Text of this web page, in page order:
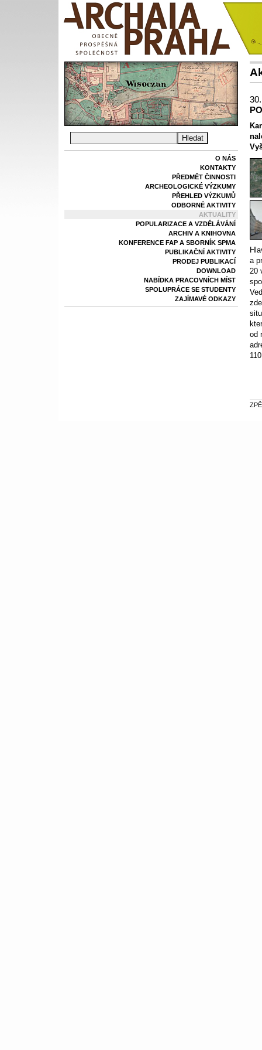
a
20
od
O NÁS
KONTAKTY
PŘEDMĚT ČINNOSTI
ARCHEOLOGICKÉ VÝZKUMY
PŘEHLED VÝZKUMŮ
ODBORNÉ AKTIVITY
AKTUALITY
POPULARIZACE A VZDĚLÁVÁNÍ
ARCHIV A KNIHOVNA
KONFERENCE FAP A SBORNÍK SPMA
PUBLIKAČNÍ AKTIVITY
PRODEJ PUBLIKACÍ
DOWNLOAD
NABÍDKA PRACOVNÍCH MÍST
SPOLUPRÁCE SE STUDENTY
ZAJÍMAVÉ ODKAZY